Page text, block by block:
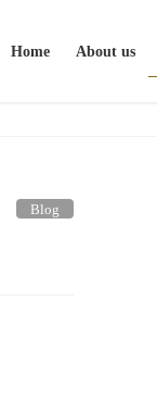
Home About us
Blog